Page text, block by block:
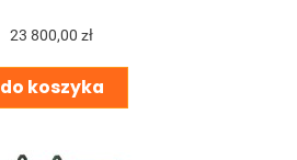
23 800,00 zł
do koszyka